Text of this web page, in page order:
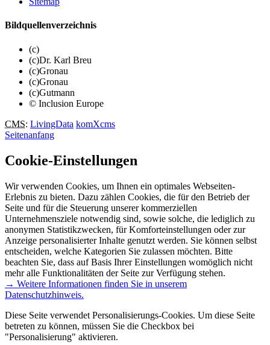
Bildquellenverzeichnis
(c)
(c)Dr. Karl Breu
(c)Gronau
(c)Gronau
(c)Gutmann
© Inclusion Europe
CMS: LivingData komXcms
Seitenanfang
Cookie-Einstellungen
Wir verwenden Cookies, um Ihnen ein optimales Webseiten-
Erlebnis zu bieten. Dazu zählen Cookies, die für den Betrieb der
Seite und für die Steuerung unserer kommerziellen
Unternehmensziele notwendig sind, sowie solche, die lediglich zu
anonymen Statistikzwecken, für Komforteinstellungen oder zur
Anzeige personalisierter Inhalte genutzt werden. Sie können selbst
entscheiden, welche Kategorien Sie zulassen möchten. Bitte
beachten Sie, dass auf Basis Ihrer Einstellungen womöglich nicht
mehr alle Funktionalitäten der Seite zur Verfügung stehen.
→ Weitere Informationen finden Sie in unserem
Datenschutzhinweis.
Diese Seite verwendet Personalisierungs-Cookies. Um diese Seite
betreten zu können, müssen Sie die Checkbox bei
"Personalisierung" aktivieren.